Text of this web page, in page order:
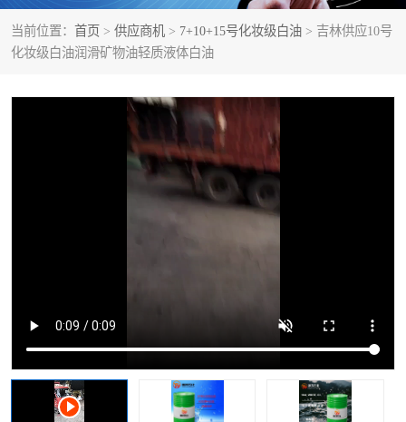
当前位置： 首页 > 供应商机 > 7+10+15号化妆级白油 > 吉林供应10号
化妆级白油润滑矿物油轻质液体白油
异构烷烃 天然乳胶
26+32号化妆级白油 46+68号化妆级白油